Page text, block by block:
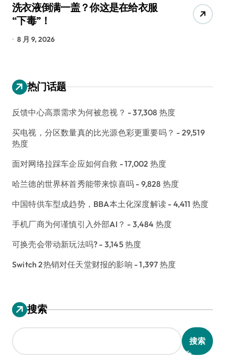
洗衣液倒满一盖？你这是在给衣服
“下毒”！
8 月 9, 2026
热门话题
反馈中心高票需求为何被忽视？ - 37,308 热度
买电视，分区数量真的比光源色彩更重要吗？ - 29,519
热度
面对网络拉踩车企应如何自救 - 17,002 热度
哈兰德的世界杯首秀能带来惊喜吗 - 9,828 热度
中国特供车型成趋势，BBA本土化深度解读 - 4,411 热度
手机厂商为何谨慎引入外部AI？ - 3,484 热度
可换壳会带动新玩法吗? - 3,145 热度
Switch 2热销对任天堂财报的影响 - 1,397 热度
搜索
搜索